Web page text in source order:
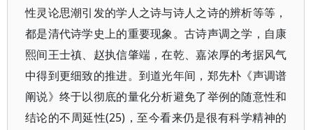
性灵论思潮引发的学人之诗与诗人之诗的辨析等等，
都是清代诗学史上的重要现象。古诗声调之学，自康
熙间王士禛、赵执信肇端，在乾、嘉浓厚的考据风气
中得到更细致的推进。到道光年间，郑先朴《声调谱
阐说》终于以彻底的量化分析避免了举例的随意性和
结论的不周延性(25)，至今看来仍是很有科学精神的